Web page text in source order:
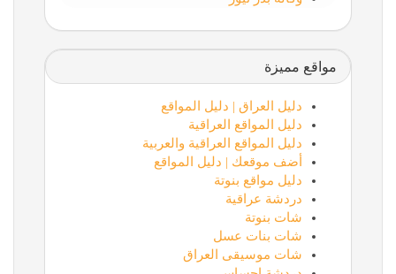
مواقع مميزة
دليل العراق | دليل المواقع
دليل المواقع العراقية
دليل المواقع العراقية والعربية
أضف موقعك | دليل المواقع
دليل مواقع بنوتة
دردشة عراقية
شات بنوتة
شات بنات عسل
شات موسيقى العراق